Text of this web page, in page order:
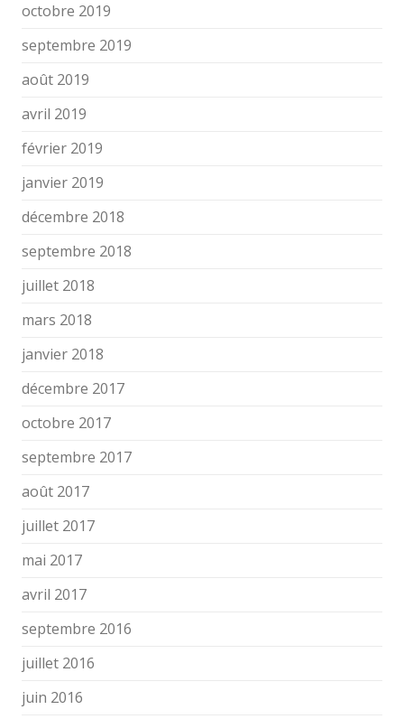
octobre 2019
septembre 2019
août 2019
avril 2019
février 2019
janvier 2019
décembre 2018
septembre 2018
juillet 2018
mars 2018
janvier 2018
décembre 2017
octobre 2017
septembre 2017
août 2017
juillet 2017
mai 2017
avril 2017
septembre 2016
juillet 2016
juin 2016